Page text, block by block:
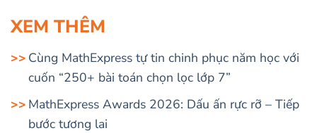
XEM THÊM
Cùng MathExpress tự tin chinh phục năm học với
cuốn “250+ bài toán chọn lọc lớp 7”
MathExpress Awards 2026: Dấu ấn rực rỡ – Tiếp
bước tương lai